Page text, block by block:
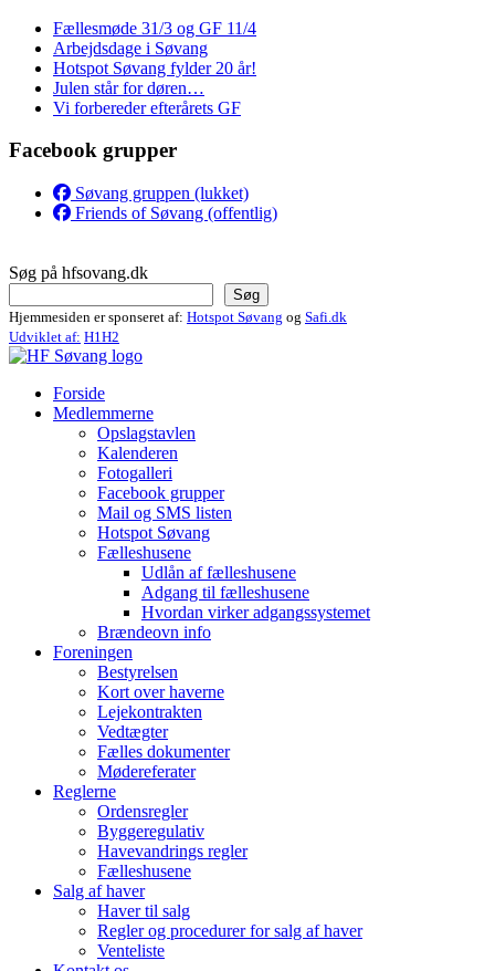
Fællesmøde 31/3 og GF 11/4
Arbejdsdage i Søvang
Hotspot Søvang fylder 20 år!
Julen står for døren…
Vi forbereder efterårets GF
Facebook grupper
Søvang gruppen (lukket)
Friends of Søvang (offentlig)
Søg på hfsovang.dk
Søg
Hjemmesiden er sponseret af: Hotspot Søvang og Safi.dk
Udviklet af: H1H2
Forside
Medlemmerne
Opslagstavlen
Kalenderen
Fotogalleri
Facebook grupper
Mail og SMS listen
Hotspot Søvang
Fælleshusene
Udlån af fælleshusene
Adgang til fælleshusene
Hvordan virker adgangssystemet
Brændeovn info
Foreningen
Bestyrelsen
Kort over haverne
Lejekontrakten
Vedtægter
Fælles dokumenter
Mødereferater
Reglerne
Ordensregler
Byggeregulativ
Havevandrings regler
Fælleshusene
Salg af haver
Haver til salg
Regler og procedurer for salg af haver
Venteliste